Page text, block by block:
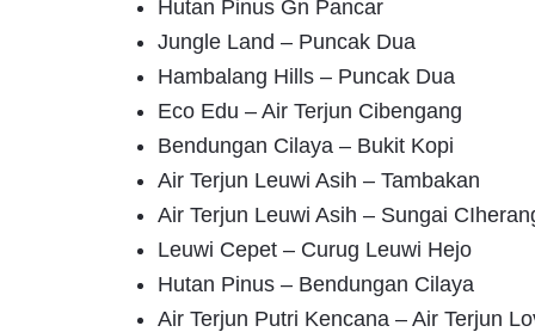
Hutan Pinus Gn Pancar
Jungle Land – Puncak Dua
Hambalang Hills – Puncak Dua
Eco Edu – Air Terjun Cibengang
Bendungan Cilaya – Bukit Kopi
Air Terjun Leuwi Asih – Tambakan
Air Terjun Leuwi Asih – Sungai
Leuwi Cepet – Curug Leuwi Hejo
Hutan Pinus – Bendungan Cilaya
Air Terjun Putri Kencana – Air Terjun